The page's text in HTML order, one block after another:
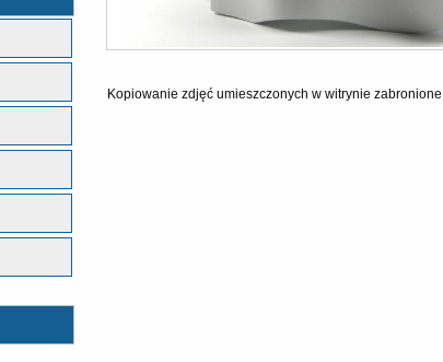
Kopiowanie zdjęć umieszczonych w witrynie zabronione